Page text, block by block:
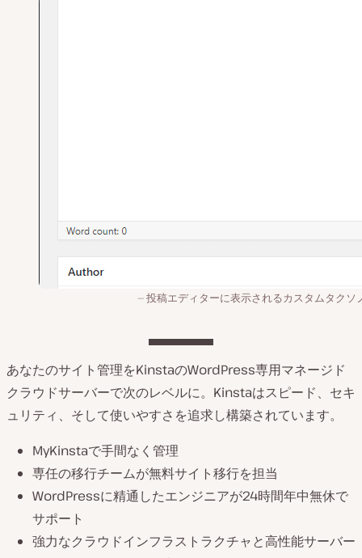
投稿エディターに表示されるカスタムタクソ
あなたのサイト管理をKinstaのWordPress専用マネージド
クラウドサーバーで次のレベルに。Kinstaはスピード、セキ
ュリティ、そして使いやすさを追求し構築されています。
MyKinstaで手間なく管理
専任の移行チームが無料サイト移行を担当
WordPressに精通したエンジニアが24時間年中無休で
サポート
強力なクラウドインフラストラクチャと高性能サーバー